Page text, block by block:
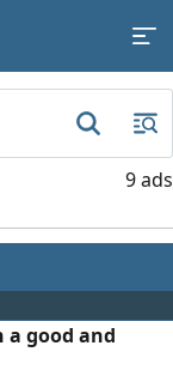
9 ads
a good and